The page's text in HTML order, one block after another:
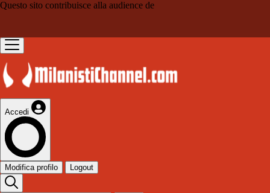
Questo sito contribuisce alla audience de
Accedi
Modifica profilo Logout